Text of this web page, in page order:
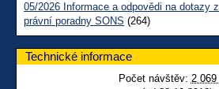
05/2026 Informace a odpovědi na dotazy
právní poradny SONS (264)
Technické informace
Počet návštěv: 2 069